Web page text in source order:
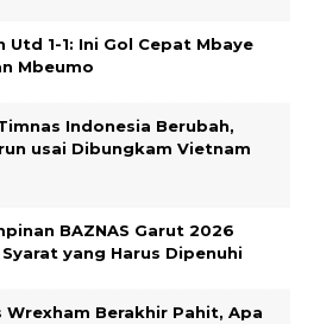
Utd 1-1: Ini Gol Cepat Mbaye
Mbeumo
Indonesia Berubah,
usai Dibungkam Vietnam
BAZNAS Garut 2026
yang Harus Dipenuhi
Wrexham Berakhir Pahit, Apa